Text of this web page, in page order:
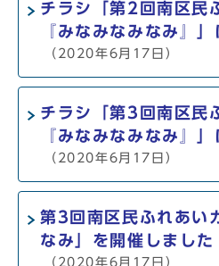
チラシ「第2回南区民
『みなみなみなみ』」
（2020年6月17日）
チラシ「第3回南区民
『みなみなみなみ』」
（2020年6月17日）
第3回南区民ふれあい
なみ」を開催しました
（2020年6月17日）